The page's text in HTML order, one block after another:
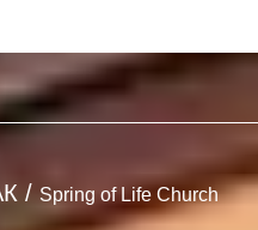
/ Spring of Life Church